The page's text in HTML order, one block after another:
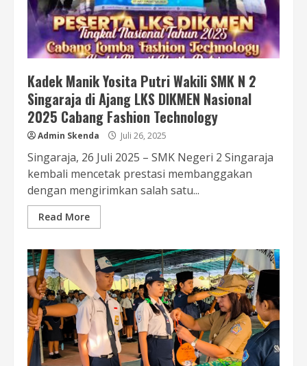
Kadek Manik Yosita Putri Wakili SMK N 2
Singaraja di Ajang LKS DIKMEN Nasional
2025 Cabang Fashion Technology
Admin Skenda Juli 26, 2025
Singaraja, 26 Juli 2025 – SMK Negeri 2 Singaraja
kembali mencetak prestasi membanggakan
dengan mengirimkan salah satu...
Read More